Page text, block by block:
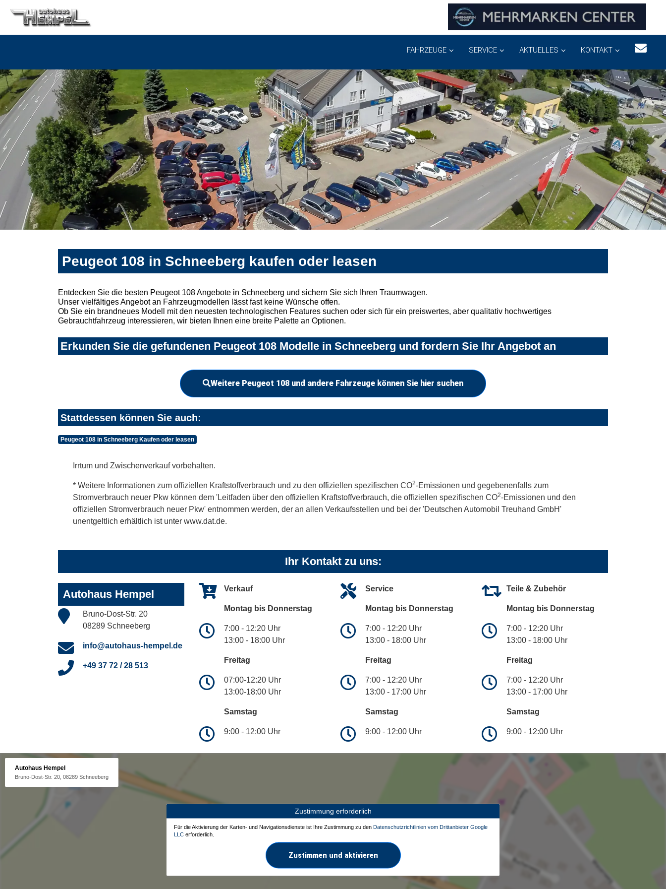
FAHRZEUGE SERVICE AKTUELLES KONTAKT
Peugeot 108 in Schneeberg kaufen oder leasen
Entdecken Sie die besten Peugeot 108 Angebote in Schneeberg und sichern Sie sich Ihren Traumwagen.
Unser vielfältiges Angebot an Fahrzeugmodellen lässt fast keine Wünsche offen.
Ob Sie ein brandneues Modell mit den neuesten technologischen Features suchen oder sich für ein preiswertes, aber qualitativ hochwertiges
Gebrauchtfahrzeug interessieren, wir bieten Ihnen eine breite Palette an Optionen.
Erkunden Sie die gefundenen Peugeot 108 Modelle in Schneeberg und fordern Sie Ihr Angebot an
Weitere Peugeot 108 und andere Fahrzeuge können Sie hier suchen
Stattdessen können Sie auch:
Peugeot 108 in Schneeberg Kaufen oder leasen
Irrtum und Zwischenverkauf vorbehalten.
* Weitere Informationen zum offiziellen Kraftstoffverbrauch und zu den offiziellen spezifischen CO2-Emissionen und gegebenenfalls zum
Stromverbrauch neuer Pkw können dem 'Leitfaden über den offiziellen Kraftstoffverbrauch, die offiziellen spezifischen CO2-Emissionen und den
offiziellen Stromverbrauch neuer Pkw' entnommen werden, der an allen Verkaufsstellen und bei der 'Deutschen Automobil Treuhand GmbH'
unentgeltlich erhältlich ist unter www.dat.de.
Ihr Kontakt zu uns:
Autohaus Hempel
Bruno-Dost-Str. 20
08289 Schneeberg
info@autohaus-hempel.de
+49 37 72 / 28 513
Verkauf
Montag bis Donnerstag
7:00 - 12:20 Uhr
13:00 - 18:00 Uhr
Freitag
07:00-12:20 Uhr
13:00-18:00 Uhr
Samstag
9:00 - 12:00 Uhr
Service
Montag bis Donnerstag
7:00 - 12:20 Uhr
13:00 - 18:00 Uhr
Freitag
7:00 - 12:20 Uhr
13:00 - 17:00 Uhr
Samstag
9:00 - 12:00 Uhr
Teile & Zubehör
Montag bis Donnerstag
7:00 - 12:20 Uhr
13:00 - 18:00 Uhr
Freitag
7:00 - 12:20 Uhr
13:00 - 17:00 Uhr
Samstag
9:00 - 12:00 Uhr
Autohaus Hempel
Bruno-Dost-Str. 20, 08289 Schneeberg
Zustimmung erforderlich
Für die Aktivierung der Karten- und Navigationsdienste ist Ihre Zustimmung zu den Datenschutzrichtlinien vom Drittanbieter Google
LLC erforderlich.
Zustimmen und aktivieren